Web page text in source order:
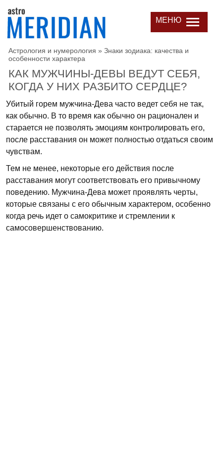
МЕНЮ
Астрология и нумерология » Знаки зодиака: качества и
особенности характера
КАК МУЖЧИНЫ-ДЕВЫ ВЕДУТ СЕБЯ,
КОГДА У НИХ РАЗБИТО СЕРДЦЕ?
Убитый горем мужчина-Дева часто ведет себя не так,
как обычно. В то время как обычно он рационален и
старается не позволять эмоциям контролировать его,
после расставания он может полностью отдаться своим
чувствам.
Тем не менее, некоторые его действия после
расставания могут соответствовать его привычному
поведению. Мужчина-Дева может проявлять черты,
которые связаны с его обычным характером, особенно
когда речь идет о самокритике и стремлении к
самосовершенствованию.